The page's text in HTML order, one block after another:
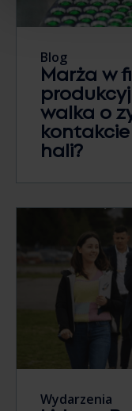
Blog
Marża w
walka o
hali?
Wydarzenia